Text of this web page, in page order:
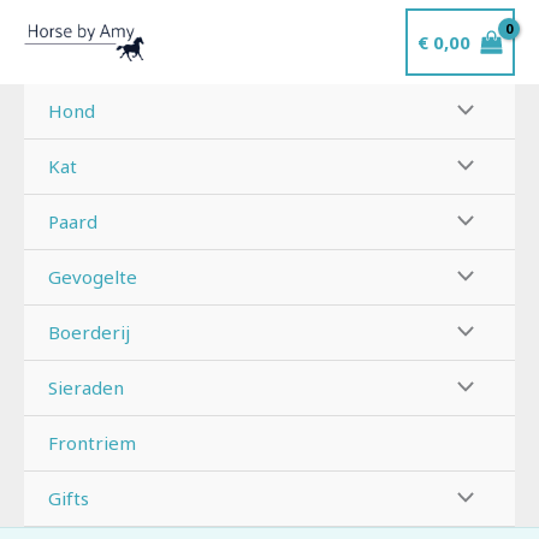
naar
inhoud
€0,00
Hond
Kat
Paard
Gevogelte
Boerderij
Sieraden
Frontriem
Gifts